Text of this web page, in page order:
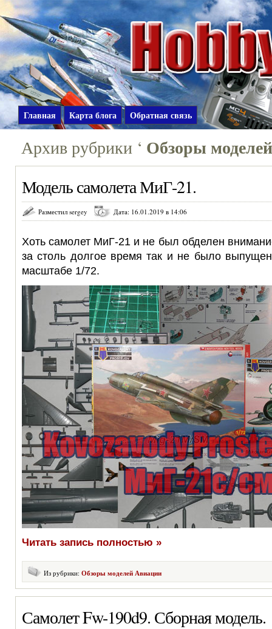
Главная Карта блога Обратная связь
Архив рубрики ‘ Обзоры
Модель самолета МиГ-21.
Разместил sergey Дата: 16.01.2019 в 14:06
Хоть самолет МиГ-21 и не был обделен
за столь долгое время так и не было
масштабе 1/72.
Читать запись полностью »
Из рубрики: Обзоры моделей Авиации
Самолет Fw-190d9. Сборная модель.